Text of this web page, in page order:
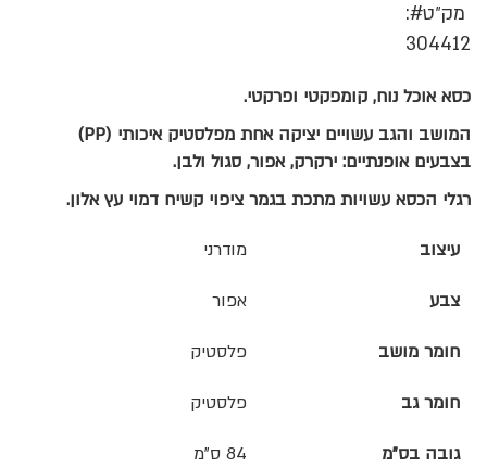
מק״ט
304412
כסא אוכל נוח, קומפקטי ופרקטי.
המושב והגב עשויים יציקה אחת מפלסטיק איכותי (PP)
בצבעים אופנתיים: ירקרק, אפור, סגול ולבן.
רגלי הכסא עשויות מתכת בגמר ציפוי קשיח דמוי עץ אלון.
עיצוב מודרני
צבע אפור
חומר מושב פלסטיק
חומר גב פלסטיק
גובה בס"מ 84 ס"מ